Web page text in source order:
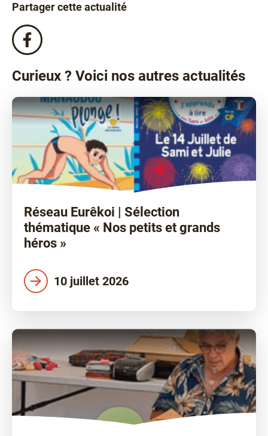
Partager cette actualité
Partagez
cette
actualité
sur
!
Curieux ? Voici nos autres actualités
Réseau Eurêkoi | Sélection
thématique « Nos petits et grands
héros »
10 juillet 2026